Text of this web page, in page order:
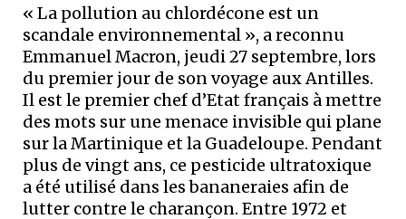
« La pollution au chlordécone est un
scandale environnemental », a reconnu
Emmanuel Macron, jeudi 27 septembre, lors
du premier jour de son voyage aux Antilles.
Il est le premier chef d’Etat français à mettre
des mots sur une menace invisible qui plane
sur la Martinique et la Guadeloupe. Pendant
plus de vingt ans, ce pesticide ultratoxique
a été utilisé dans les bananeraies afin de
lutter contre le charançon. Entre 1972 et